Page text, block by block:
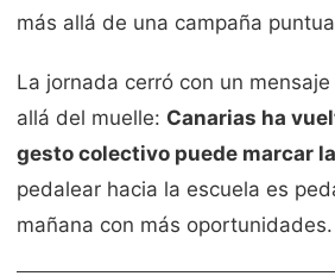
más allá de una campaña
La jornada cerró con un
allá del muelle: Canarias ha
gesto colectivo puede marcar
pedalear hacia la escuela es
mañana con más oportunidades.